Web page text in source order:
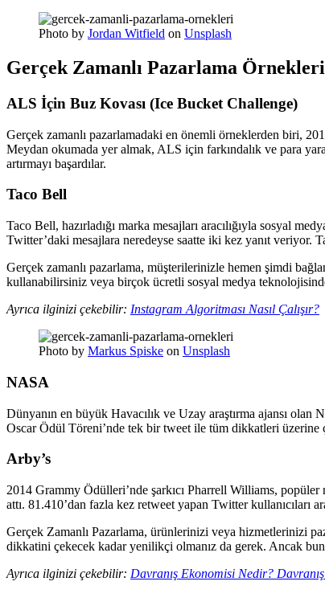
Photo by Jordan Witfield on Unsplash
Gerçek Zamanlı Pazarlama Örnekleri
ALS İçin Buz Kovası (Ice Bucket Challenge)
Gerçek zamanlı pazarlamadaki en önemli örneklerden biri,
Meydan okumada yer almak, ALS için farkındalık ve para
artırmayı başardılar.
Taco Bell
Taco Bell, hazırladığı marka mesajları aracılığıyla sosyal
Twitter’daki mesajlara neredeyse saatte iki kez yanıt
Gerçek zamanlı pazarlama, müşterilerinizle hemen şimdi
kullanabilirsiniz veya birçok ücretli sosyal medya
Ayrıca ilginizi çekebilir: Instagram Algoritması Nasıl Çalışır?
Photo by Markus Spiske on Unsplash
NASA
Dünyanın en büyük Havacılık ve Uzay araştırma ajansı olan
Oscar Ödül Töreni’nde tek bir tweet ile tüm dikkatleri üzerine
Arby’s
2014 Grammy Ödülleri’nde şarkıcı Pharrell Williams,
attı. 81.410’dan fazla kez retweet yapan Twitter kullanıcıları
Gerçek Zamanlı Pazarlama, ürünlerinizi veya hizmetlerinizi
dikkatini çekecek kadar yenilikçi olmanız da gerek. Ancak
Ayrıca ilginizi çekebilir: Davranış Ekonomisi Nedir?